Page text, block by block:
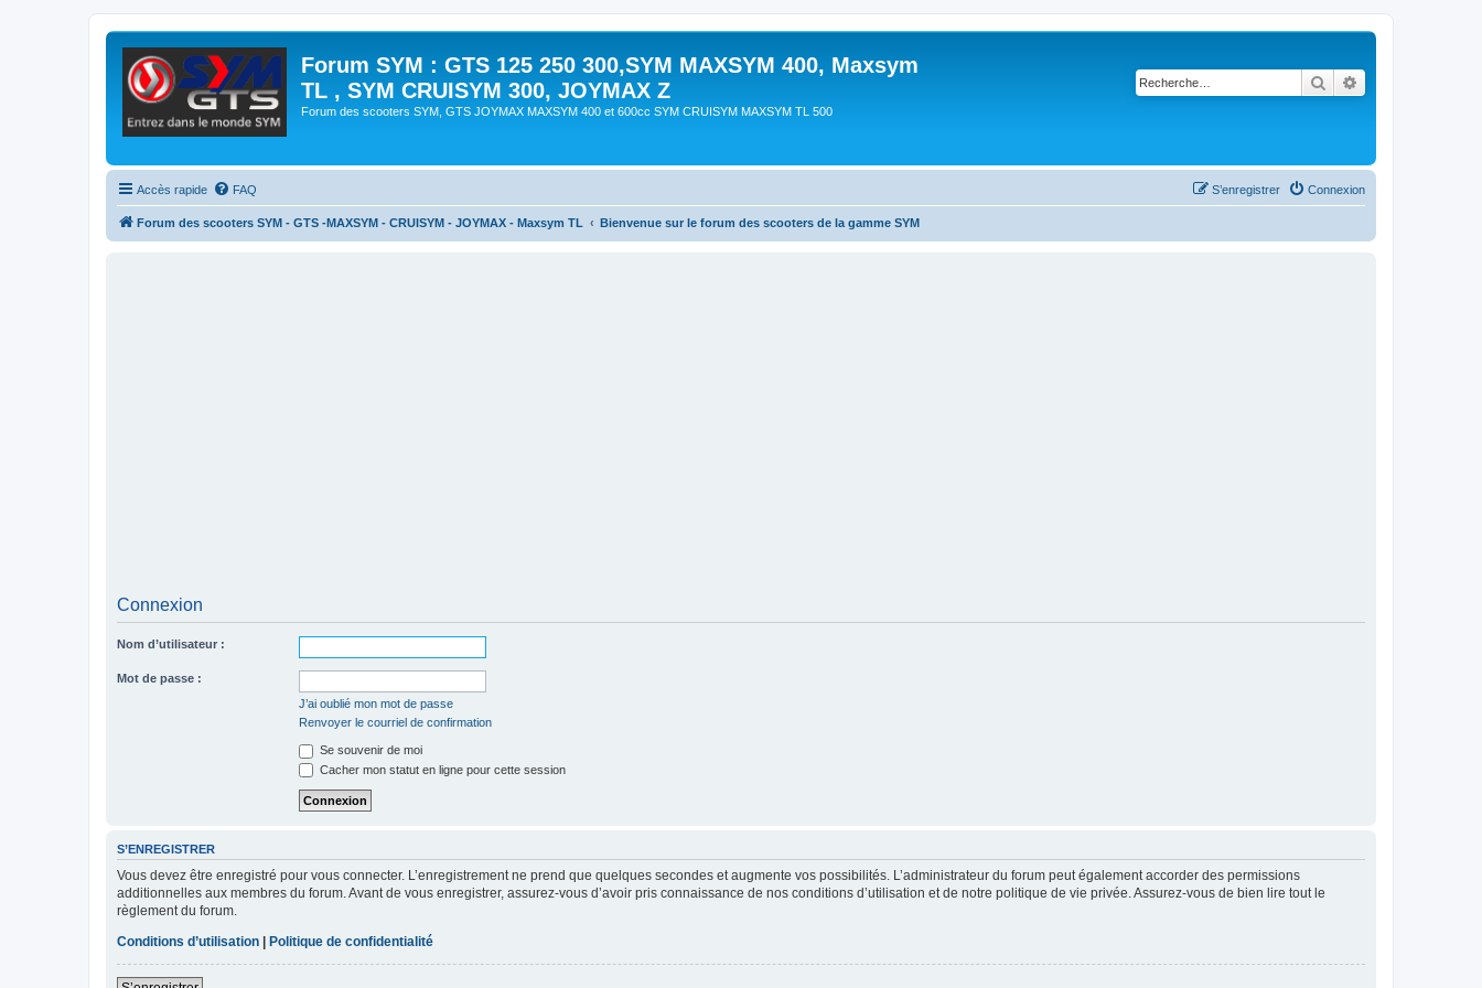
Forum SYM : GTS 125 250 300,SYM MAXSYM 400, Maxsym
TL , SYM CRUISYM 300, JOYMAX Z
Forum des scooters SYM, GTS JOYMAX MAXSYM 400 et 600cc SYM CRUISYM MAXSYM TL 500
Rechercher
Accès rapide FAQ Connexion
S’enregistrer
Forum des scooters SYM - GTS -MAXSYM - CRUISYM - JOYMAX - Maxsym TL Bienvenue sur le forum des scooters de la gamme SYM
Connexion
Nom d’utilisateur :
Mot de passe :
J’ai oublié mon mot de passe
Renvoyer le courriel de confirmation
Se souvenir de moi
Cacher mon statut en ligne pour cette session
S’ENREGISTRER
Vous devez être enregistré pour vous connecter. L’enregistrement ne prend que quelques secondes et augmente vos possibilités. L’administrateur du forum peut également accorder des permissions
additionnelles aux membres du forum. Avant de vous enregistrer, assurez-vous d’avoir pris connaissance de nos conditions d’utilisation et de notre politique de vie privée. Assurez-vous de bien lire tout le
règlement du forum.
Conditions d’utilisation | Politique de confidentialité